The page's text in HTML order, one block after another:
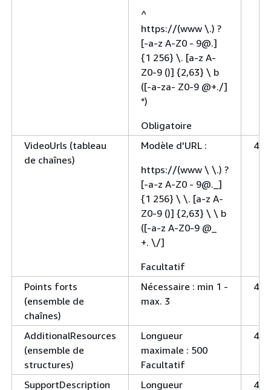
^
https://(www \.) ?
[-a-z A-Z0 - 9@.]
{1 256} \. [a-z A-
Z0-9 ()] {2,63} \ b
([-a-za- Z0-9 @+./]
*)
Obligatoire
VideoUrls (tableau
de chaînes)
Modèle d'URL :
https://(www \ \.) ?
[-a-z A-Z0 - 9@._]
{1 256} \ \. [a-z A-
Z0-9 ()] {2,63} \ \ b
([-a-z A-Z0-9 @_
+. \/]
Facultatif
400
Points forts
(ensemble de
chaînes)
Nécessaire : min 1 -
max. 3
400
AdditionalResources
(ensemble de
structures)
Longueur
maximale : 500
Facultatif
400
SupportDescription Longueur 400